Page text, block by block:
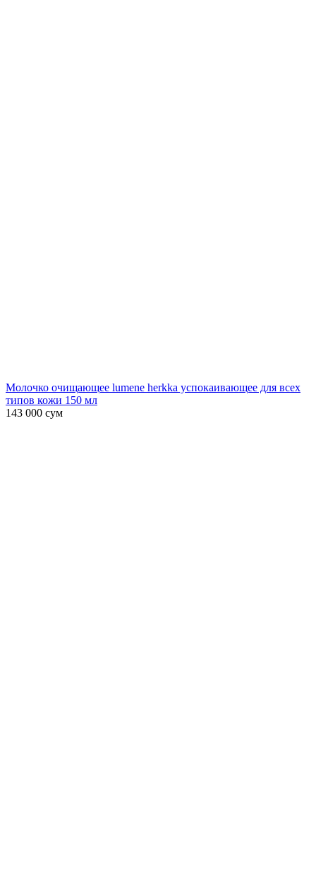
Молочко очищающее lumene herkka успокаивающее для всех
типов кожи 150 мл
143 000 сум